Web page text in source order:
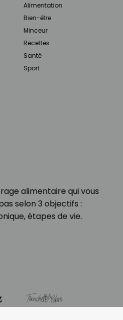
alimentaire qui vous
selon 3 objectifs :
étapes de vie.
Alimentation
Bien-être
Minceur
Recettes
Santé
Sport